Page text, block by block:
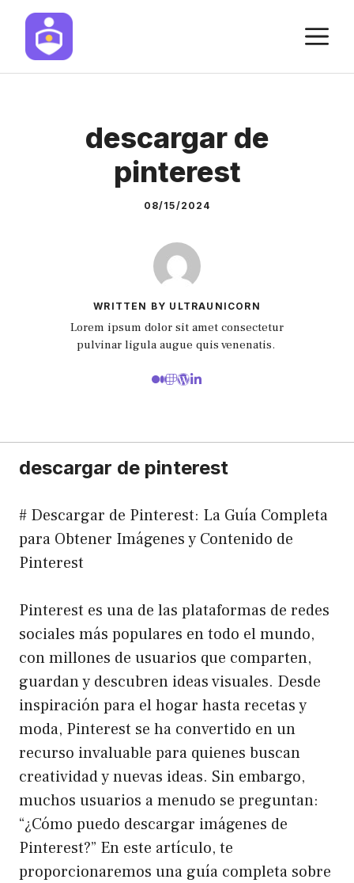
Skip
content
descargar de
pinterest
08/15/2024
WRITTEN BY ULTRAUNICORN
Lorem ipsum dolor sit amet consectetur
pulvinar ligula augue quis venenatis.
descargar de pinterest
# Descargar de Pinterest: La Guía Completa
para Obtener Imágenes y Contenido de
Pinterest
Pinterest es una de las plataformas de redes
sociales más populares en todo el mundo,
con millones de usuarios que comparten,
guardan y descubren ideas visuales. Desde
inspiración para el hogar hasta recetas y
moda, Pinterest se ha convertido en un
recurso invaluable para quienes buscan
creatividad y nuevas ideas. Sin embargo,
muchos usuarios a menudo se preguntan:
“¿Cómo puedo descargar imágenes de
Pinterest?” En este artículo, te
proporcionaremos una guía completa sobre